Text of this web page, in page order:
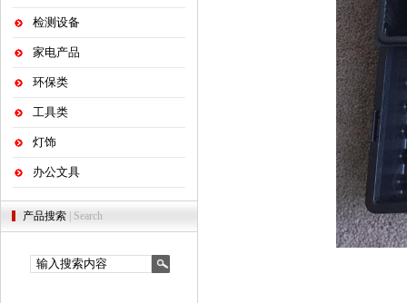
检测设备
家电产品
环保类
工具类
灯饰
办公文具
产品搜索 | Search